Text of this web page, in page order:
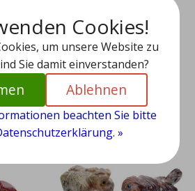
Tierfiguren, 3 tolle Ti
ere
EUR 19,95
Ansehen
Cookies!
um unsere Website zu
Sie damit einverstanden?
Ablehnen
beachten Sie bitte
»